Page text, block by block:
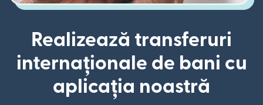
Realizează transferuri
internaționale de bani cu
aplicația noastră